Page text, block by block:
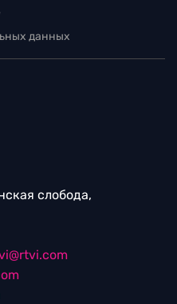
данных
слобода,